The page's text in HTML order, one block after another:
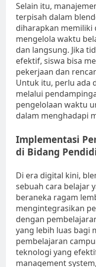
Selain itu,
terpisah dalam
diharapkan memiliki
mengelola waktu
dan langsung. Jika
efektif, siswa bisa
pekerjaan dan
Untuk itu, perlu ada
melalui
pengelolaan waktu
dalam menghadapi
Implementasi
di Bidang
Di era digital kini,
sebuah cara belajar
beraneka ragam
mengintegrasikan
dengan
yang lebih luas bagi
pembelajaran
teknologi yang
management